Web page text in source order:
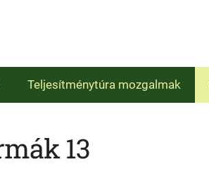
Teljesítménytúra mozgalmak
13